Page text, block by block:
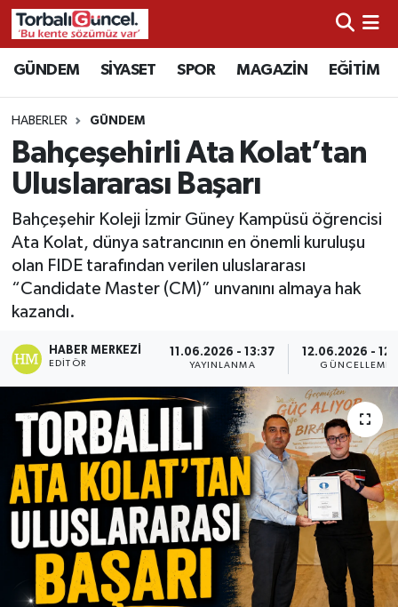
GÜNDEM SİYASET SPOR MAGAZİN EĞİTİM
HABERLER GÜNDEM
Bahçeşehirli Ata Kolat’tan
Uluslararası Başarı
Bahçeşehir Koleji İzmir Güney Kampüsü öğrencisi
Ata Kolat, dünya satrancının en önemli kuruluşu
olan FIDE tarafından verilen uluslararası
“Candidate Master (CM)” unvanını almaya hak
kazandı.
HABER MERKEZI
EDITÖR
11.06.2026 - 13:37
YAYINLANMA
12.06.2026 -
GÜNCELLEME
İzmir Nöbetçi Eczaneler
İzmir Hava Durumu
İzmir Namaz Vakitleri
İzmir Trafik Yoğunluk Haritası
Süper Lig Puan Durumu ve Fikstür
Tüm Manşetler
Haber Arşivi